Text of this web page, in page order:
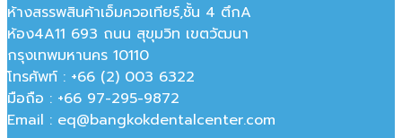
ห้างสรรพสินค้าเอ็มควอเทียร์,ชั้น 4 ตึกA
ห้อง4A11 693 ถนน สุขุมวิท เขตวัฒนา
กรุงเทพมหานคร‎ 10110
โทรศัพท์ : +66 (2) 003 6322
มือถือ : +66 97-295-9872
Email : eq@bangkokdentalcenter.com